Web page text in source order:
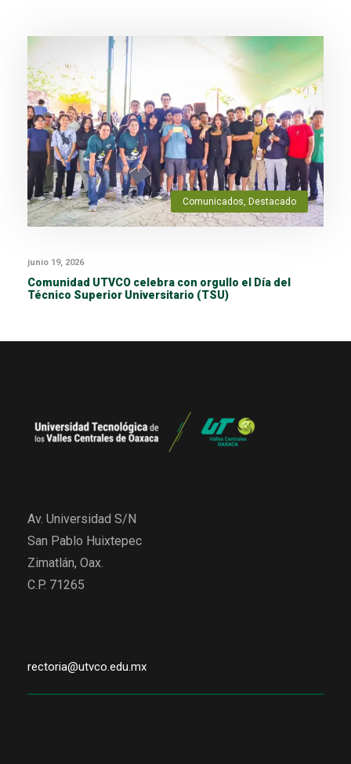
Comunicados Destacado
junio 19, 2026
Comunidad UTVCO celebra con orgullo el Día del
Técnico Superior Universitario (TSU)
Av. Universidad S/N
San Pablo Huixtepec
Zimatlán, Oax.
C.P. 71265
rectoria@utvco.edu.mx